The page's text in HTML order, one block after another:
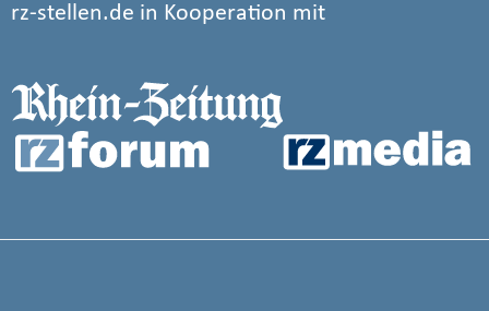
rz-stellen.de in Kooperation mit